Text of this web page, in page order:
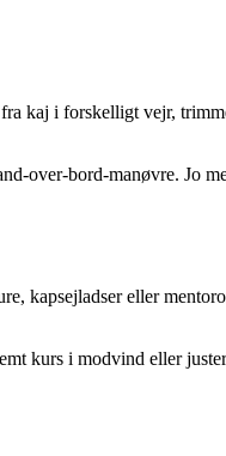
kaj i forskelligt vejr,
over-bord-manøvre. Jo
kapsejladser eller
kurs i modvind eller